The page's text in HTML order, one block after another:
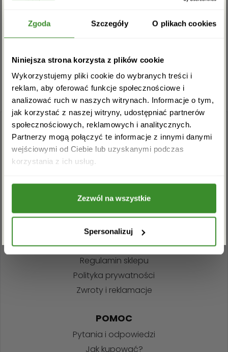
Zgoda Szczegóły O plikach cookies
Niniejsza strona korzysta z plików cookie
Wykorzystujemy pliki cookie do wybranych treści i
reklam, aby oferować funkcje społecznościowe i
analizować ruch w naszych witrynach. Informacje o tym,
jak korzystać z naszej witryny, udostępniać partnerów
społecznościowych, reklamowych i analitycznych.
Partnerzy mogą połączyć te informacje z innymi danymi
wejściowymi od Ciebie lub uzyskanymi podczas
korzystania z ich usług.
Zezwól na wszystkie
Spersonalizuj
Na razie nie ma opinii o produkcie.
Musisz sięzalogować
INFORMACJE
Regulamin sklepu
Polityka prywatności
Zwroty i reklamacje
POMOC
Pytania i odpowiedzi
Jak kupować?
Zgarnij rabat -5%
Zapisz się do newslettera i zgarnij
rabat na pierwsze zakupy!
Akceptuję regulamin i wyrażam zgodę na
przetwarzanie powyższych danych osobowych
ZAPISZ SIĘ